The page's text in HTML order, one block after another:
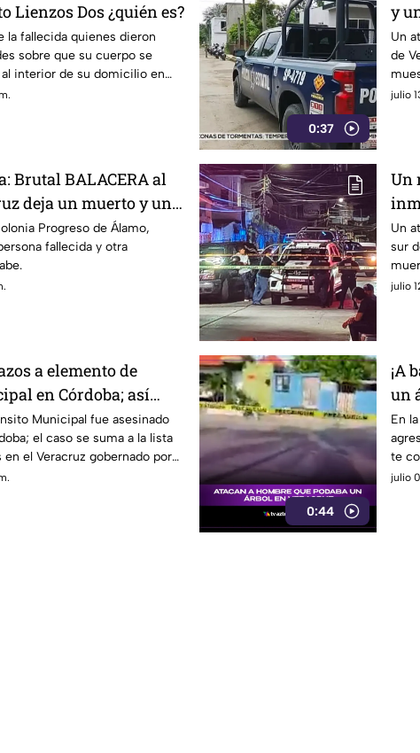
Lienzos Dos ¿quién es?
la fallecida quienes dieron
sobre que su cuerpo se
interior de su domicilio en
0:37
y
Un
de
en
julio
Brutal BALACERA al
deja un muerto y un
Progreso de Álamo,
fallecida y otra
Un
Un
sur
en
julio
a elemento de
en Córdoba; así
Municipal fue asesinado
el caso se suma a la lista
el Veracruz gobernado por
0:44
¡A
un
En
te
julio